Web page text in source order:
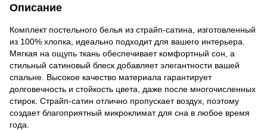
Описание
Комплект постельного белья из страйп-сатина, изготовленный
из 100% хлопка, идеально подходит для вашего интерьера.
Мягкая на ощупь ткань обеспечивает комфортный сон, а
стильный сатиновый блеск добавляет элегантности вашей
спальне. Высокое качество материала гарантирует
долговечность и стойкость цвета, даже после многочисленных
стирок. Страйп-сатин отлично пропускает воздух, поэтому
создает благоприятный микроклимат для сна в любое время
года.